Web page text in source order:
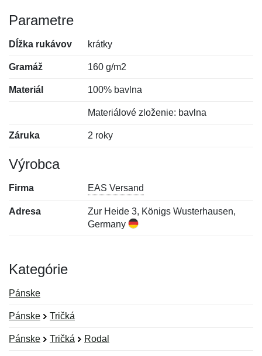
Parametre
Dĺžka rukávov krátky
Gramáž 160 g/m2
Materiál 100% bavlna
Materiálové zloženie: bavlna
Záruka 2 roky
Výrobca
Firma EAS Versand
Adresa
Zur Heide 3, Königs Wusterhausen,
Germany
Kategórie
Pánske
Pánske Tričká
Pánske Tričká Rodal